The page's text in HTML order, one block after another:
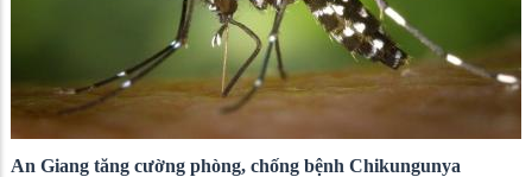
An Giang tăng cường phòng, chống bệnh Chikungunya